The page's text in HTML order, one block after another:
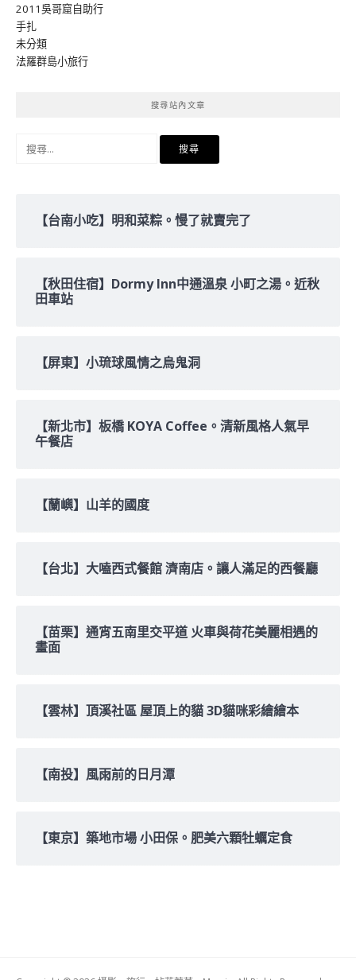
2011吳哥窟自助行
手扎
未分類
法羅群島小旅行
搜尋站內文章
【台南小吃】明和菜粽。慢了就賣完了
【秋田住宿】Dormy Inn中通溫泉 小町之湯。近秋
田車站
【屏東】小琉球風情之烏鬼洞
【新北市】板橋 KOYA Coffee。清新風格人氣早
午餐店
【蘭嶼】山羊的國度
【台北】大嗑西式餐館 濟南店。讓人滿足的西餐廳
【苗栗】通宵五南里交平道 火車與荷花美麗相遇的
畫面
【雲林】頂溪社區 屋頂上的貓 3D貓咪彩繪繪本
【南投】風雨前的日月潭
【東京】築地市場 小田保。肥美六顆牡蠣定食